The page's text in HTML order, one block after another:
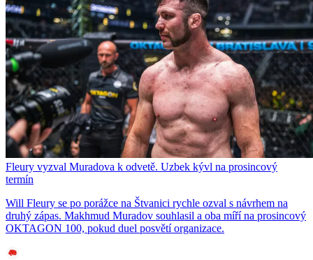
Fleury vyzval Muradova k odvetě. Uzbek kývl na prosincový
termín
Will Fleury se po porážce na Štvanici rychle ozval s návrhem na
druhý zápas. Makhmud Muradov souhlasil a oba míří na prosincový
OKTAGON 100, pokud duel posvětí organizace.